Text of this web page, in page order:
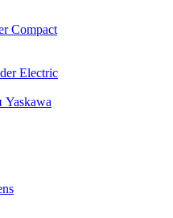
Compact
Electric
Yaskawa